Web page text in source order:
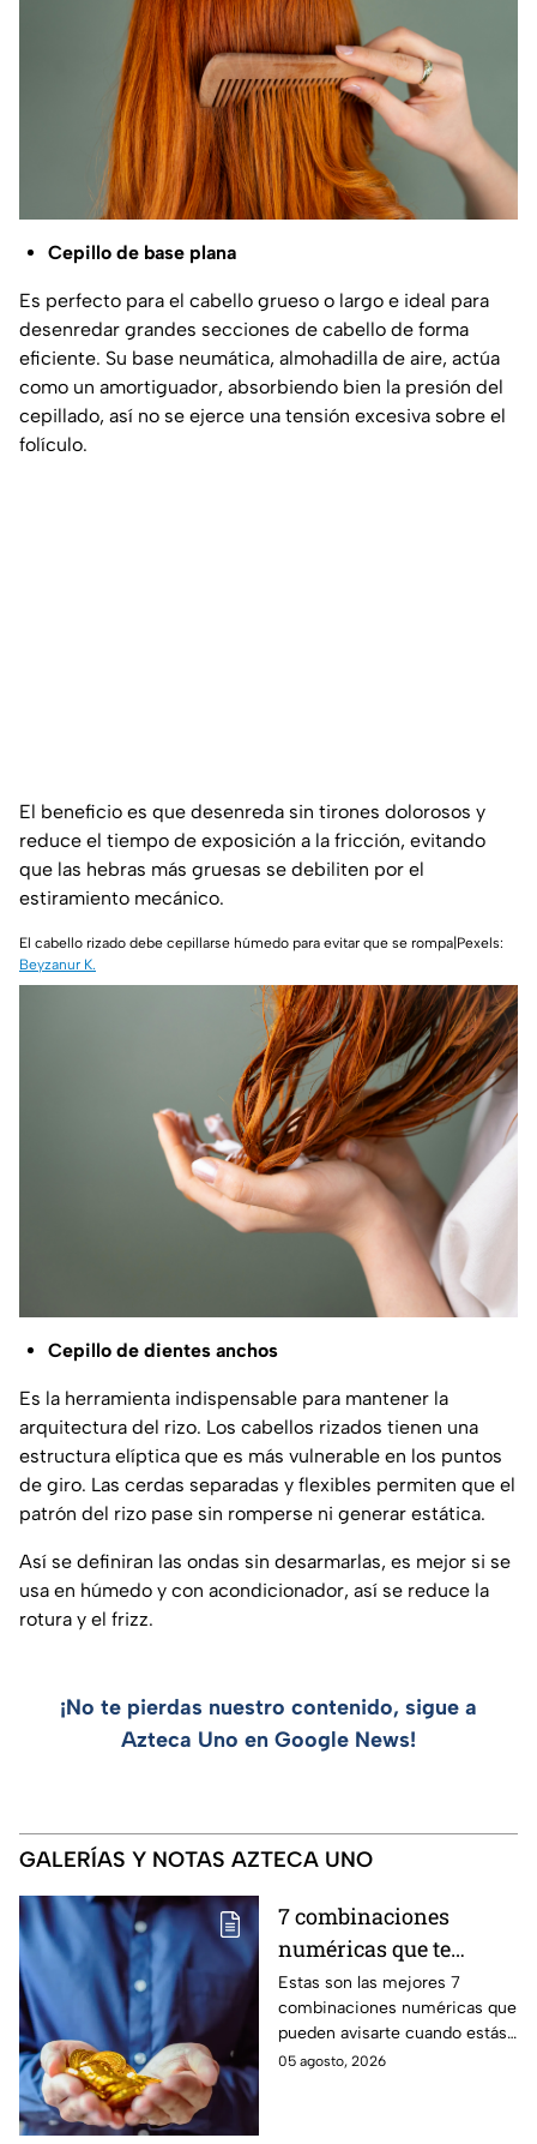
Cepillo de base plana
Es perfecto para el cabello grueso o largo e ideal para
desenredar grandes secciones de cabello de forma
eficiente. Su base neumática, almohadilla de aire, actúa
como un amortiguador, absorbiendo bien la presión del
cepillado, así no se ejerce una tensión excesiva sobre el
folículo.
El beneficio es que desenreda sin tirones dolorosos y
reduce el tiempo de exposición a la fricción, evitando
que las hebras más gruesas se debiliten por el
estiramiento mecánico.
El cabello rizado debe cepillarse húmedo para evitar que se rompa|Pexels:
Beyzanur K.
Cepillo de dientes anchos
Es la herramienta indispensable para mantener la
arquitectura del rizo. Los cabellos rizados tienen una
estructura elíptica que es más vulnerable en los puntos
de giro. Las cerdas separadas y flexibles permiten que el
patrón del rizo pase sin romperse ni generar estática.
Así se definiran las ondas sin desarmarlas, es mejor si se
usa en húmedo y con acondicionador, así se reduce la
rotura y el frizz.
¡No te pierdas nuestro contenido, sigue a
Azteca Uno en Google News!
GALERÍAS Y NOTAS AZTECA UNO
7 combinaciones
numéricas que te
avisan que un milagro
económico está en
camino
Estas son las mejores 7
combinaciones numéricas que
pueden avisarte cuando estás
a punto de vivir un milagro en
05 agosto, 2026